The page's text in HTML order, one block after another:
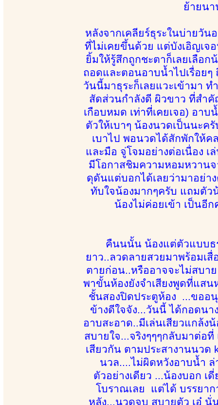
ย้ายนา
หลังจากเคลียร์ธุระในบ่ายวัน
ที่ไม่เคยขึ้นด้วย แต่บังเอิญเจ
ยิ้มให้รู้สึกถูกชะตาก็เลยเลือ
ถอดและตอนอาบน้ำไปเรื่อยๆ
วันนี้มาธุระก็เลยแวะเข้ามา
สัดส่วนกำลังดี ผิวขาว ที่สำ
เกือบหมด เท่าที่เคยเจอ) อาบ
ตัวให้เบาๆ น้องนวดเป็นนะ
เบาไป พอนวดได้สักพักให้ค
และมือ จู่โจมอย่างต่อเนื่อง เ
มีโอกาสชิมความหอมหวาน
ดุดันแต่บอกได้เลยว่ามาอย่า
ทับใจน้องมากๆครับ แถมตัว
น้องไม่ค่อยเข้า เป็นอี
คืนนนั้น น้องแต่ตัวแบบธ
ยาว..ลวดลายสวยมาพร้อมเ
ตายก่อน..หรืออาจจะไม่สบา
พาขั้นห้องยังจำเสียงพูดที่แส
ชั้นสองปิดประตูห้อง ...ขออ
ข้างดีใจจัง...วันนี้ ได้กอดน
อาบสะอาด..มีเล่นเสียวแกล้
สบายใจ...จริงๆๆๆกลับมาต่อ
เสียวกัน ตามประสางานนว
นวล....ไม่ผิดหวังอาบน้ำ
ตัวอย่างเดียว ...น้องบอก
โบราณเลย แต่ได้ บรรยา
หลัง...นวดจบ สบายตัว เอ๋